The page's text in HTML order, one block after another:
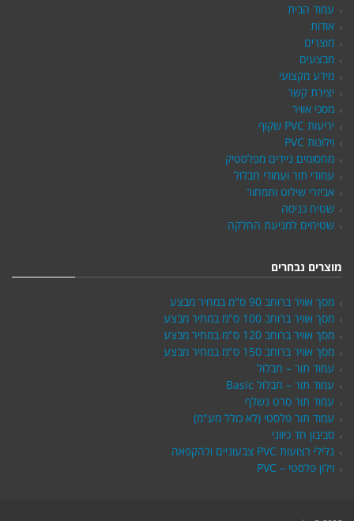
עמוד הבית
אודות
מוצרים
מבצעים
מידע מקצועי
יצירת קשר
מסכי אוויר
יריעות PVC שקוף
וילונות PVC
מחסומים ניידים מפלסטיק
עמודי תור ועמודי חבלול
אביזרי שילוט ותמחור
שטיח כניסה
שטיחים למניעת החלקה
מוצרים נבחרים
מסך אוויר ברוחב 90 ס"מ במחיר מבצע
מסך אוויר ברוחב 100 ס"מ במחיר מבצע
מסך אוויר ברוחב 120 ס"מ במחיר מבצע
מסך אוויר ברוחב 150 ס"מ במחיר מבצע
עמוד תור – חבלול
עמוד תור – חבלול Basic
עמוד תור סרט נשלף
עמוד תור פלסטי (לא כולל מע"מ)
סביבון חד כיווני
גלילי רצועות PVC צבעוניים ולהקפאה
וילון פלסטי – PVC